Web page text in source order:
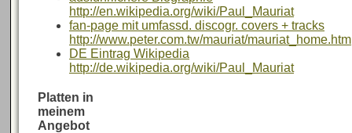
http://en.wikipedia.org/wiki/Paul_Mauriat
fan-page mit umfassd. discogr. covers + tracks
http://www.peter.com.tw/mauriat/mauriat_home.htm
DE Eintrag Wikipedia
http://de.wikipedia.org/wiki/Paul_Mauriat
Platten in
meinem
Angebot